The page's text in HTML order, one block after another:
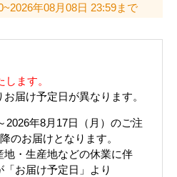
年08月08日 23:59まで
ます。
届け予定日が異なります。
年8月17日（月）のご注
のお届けとなります。
地・生産地などの休業に伴
お届け予定日」より